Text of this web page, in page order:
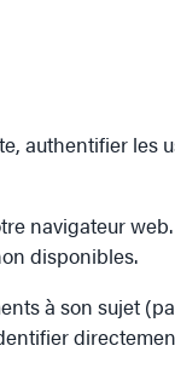
authentifier les
navigateur
disponibles.
à son sujet